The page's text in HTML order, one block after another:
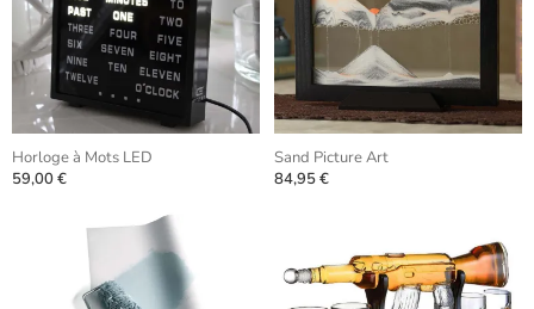
Horloge à Mots LED
59,00 €
Sand Picture Art
84,95 €